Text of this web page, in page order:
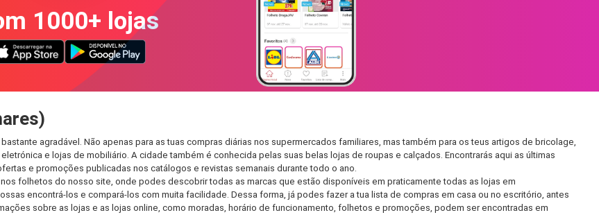
1000+ lojas
agradável. Não apenas para as tuas compras diárias nos supermercados familiares, mas também para os teus artigos de bricolage,
e lojas de mobiliário. A cidade também é conhecida pelas suas belas lojas de roupas e calçados. Encontrarás aqui as últimas
e promoções publicadas nos catálogos e revistas semanais durante todo o ano.
folhetos do nosso site, onde podes descobrir todas as marcas que estão disponíveis em praticamente todas as lojas em
encontrá-los e compará-los com muita facilidade. Dessa forma, já podes fazer a tua lista de compras em casa ou no escritório, antes
sobre as lojas e as lojas online, como moradas, horário de funcionamento, folhetos e promoções, podem ser encontradas em